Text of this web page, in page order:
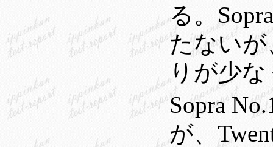
る。
たない
りが少
Sopra
が、